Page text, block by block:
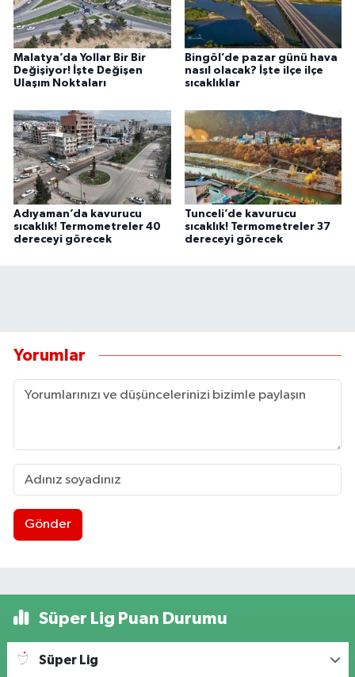
Malatya’da Yollar Bir Bir
Değişiyor! İşte Değişen
Ulaşım Noktaları
Bingöl’de pazar günü hava
nasıl olacak? İşte ilçe ilçe
sıcaklıklar
Adıyaman’da kavurucu
sıcaklık! Termometreler 40
dereceyi görecek
Tunceli’de kavurucu
sıcaklık! Termometreler 37
dereceyi görecek
Yorumlar
Gönder
Süper Lig Puan Durumu
Süper Lig